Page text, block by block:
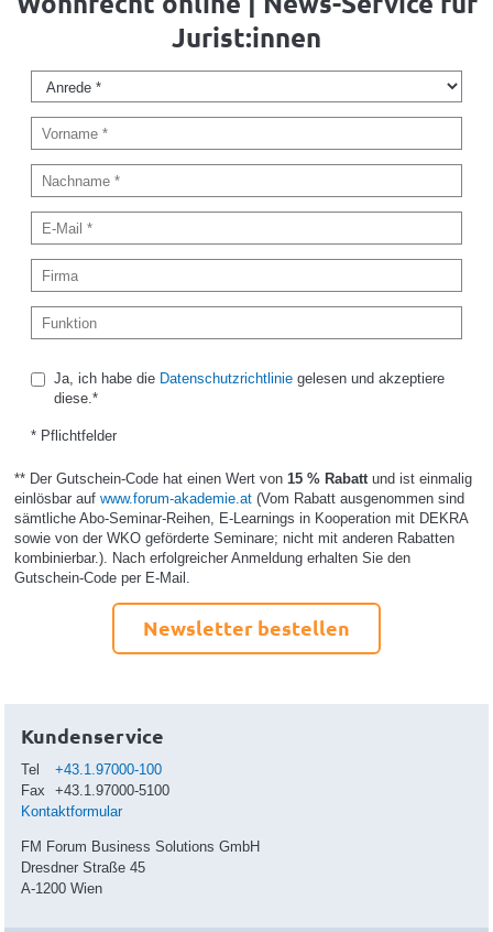
Jurist:innen
Ja, ich habe die Datenschutzrichtliniegelesen und akzeptiere
diese.*
* Pflichtfelder
** Der Gutschein-Code hat einen Wert von 15 % Rabatt und ist einmalig
einlösbar auf www.forum-akademie.at(Vom Rabatt ausgenommen sind
sämtliche Abo-Seminar-Reihen, E-Learnings in Kooperation mit DEKRA
sowie von der WKO geförderte Seminare; nicht mit anderen Rabatten
kombinierbar.). Nach erfolgreicher Anmeldung erhalten Sie den
Gutschein-Code per E-Mail.
Newsletter bestellen
Kundenservice
Tel
+43.1.97000-100
Fax
+43.1.97000-5100
Kontaktformular
FM Forum Business Solutions GmbH
Dresdner Straße 45
A-1200 Wien